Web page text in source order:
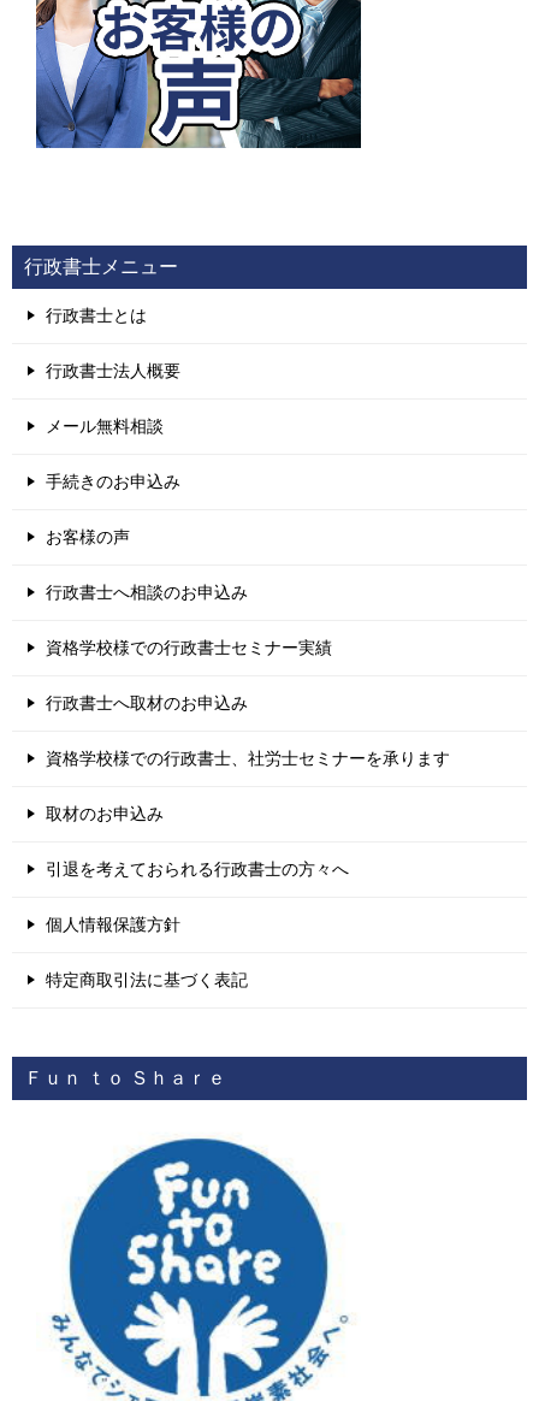
行政書士メニュー
行政書士とは
行政書士法人概要
メール無料相談
手続きのお申込み
お客様の声
行政書士へ相談のお申込み
資格学校様での行政書士セミナー実績
行政書士へ取材のお申込み
資格学校様での行政書士、社労士セミナーを承ります
取材のお申込み
引退を考えておられる行政書士の方々へ
個人情報保護方針
特定商取引法に基づく表記
Ｆｕｎ ｔｏ Ｓｈａｒｅ